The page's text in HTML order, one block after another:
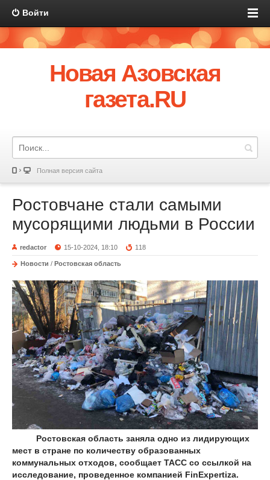
Войти
Новая Азовская
газета.RU
Полная версия сайта
Ростовчане стали самыми
мусорящими людьми в России
redactor 15-10-2024, 18:10 118
Новости / Ростовская область
Ростовская область заняла одно из лидирующих
мест в стране по количеству образованных
коммунальных отходов, сообщает ТАСС со ссылкой на
исследование, проведенное компанией FinExpertiza.